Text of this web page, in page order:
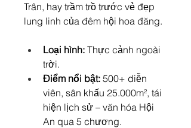
Trân, hay trầm trồ trước vẻ đẹp
lung linh của đêm hội hoa đăng.
Loại hình: Thực cảnh ngoài
trời.
Điểm nổi bật: 500+ diễn
viên, sân khấu 25.000m², tái
hiện lịch sử – văn hóa Hội
An qua 5 chương.